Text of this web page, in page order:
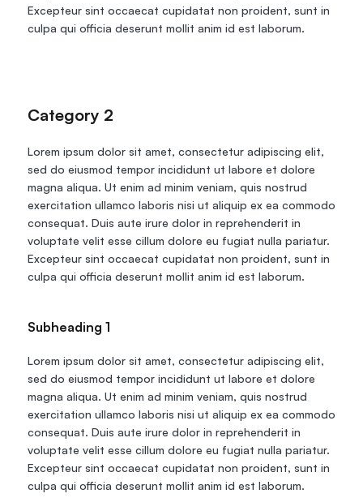
Excepteur sint occaecat cupidatat non proident, sunt in
culpa qui officia deserunt mollit anim id est laborum.
Category 2
Lorem ipsum dolor sit amet, consectetur adipiscing elit,
sed do eiusmod tempor incididunt ut labore et dolore
magna aliqua. Ut enim ad minim veniam, quis nostrud
exercitation ullamco laboris nisi ut aliquip ex ea commodo
consequat. Duis aute irure dolor in reprehenderit in
voluptate velit esse cillum dolore eu fugiat nulla pariatur.
Excepteur sint occaecat cupidatat non proident, sunt in
culpa qui officia deserunt mollit anim id est laborum.
Subheading 1
Lorem ipsum dolor sit amet, consectetur adipiscing elit,
sed do eiusmod tempor incididunt ut labore et dolore
magna aliqua. Ut enim ad minim veniam, quis nostrud
exercitation ullamco laboris nisi ut aliquip ex ea commodo
consequat. Duis aute irure dolor in reprehenderit in
voluptate velit esse cillum dolore eu fugiat nulla pariatur.
Excepteur sint occaecat cupidatat non proident, sunt in
culpa qui officia deserunt mollit anim id est laborum.